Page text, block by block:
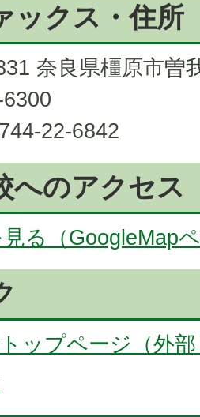
ックス・住所
奈良県橿原市曽
22-6842
へのアクセス
る（GoogleMap
ップページ（外